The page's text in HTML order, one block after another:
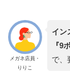
メガネ店員・
りりこ
イン
『9
で、